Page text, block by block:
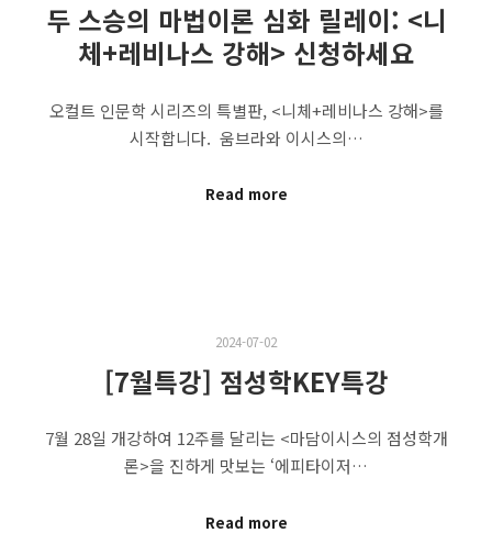
두 스승의 마법이론 심화 릴레이: <니
체+레비나스 강해> 신청하세요
오컬트 인문학 시리즈의 특별판, <니체+레비나스 강해>를
시작합니다. ​ 움브라와 이시스의…
Read more
2024-07-02
[7월특강] 점성학KEY특강
7월 28일 개강하여 12주를 달리는 <마담이시스의 점성학개
론>을 진하게 맛보는 ‘에피타이저…
Read more